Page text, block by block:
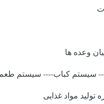
وعده ها
سیستم کباب---- سیستم طعم
مواد غذایی